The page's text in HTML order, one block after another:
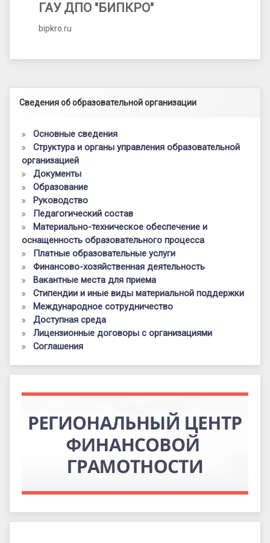
ГАУ ДПО "БИПКРО"
bipkro.ru
Левый сайдбар
Сведения об образовательной организации
Основные сведения
Структура и органы управления образовательной
организацией
Документы
Образование
Руководство
Педагогический состав
Материально-техническое обеспечение и
оснащенность образовательного процесса
Платные образовательные услуги
Финансово-хозяйственная деятельность
Вакантные места для приема
Стипендии и иные виды материальной поддержки
Международное сотрудничество
Доступная среда
Лицензионные договоры с организациями
Соглашения